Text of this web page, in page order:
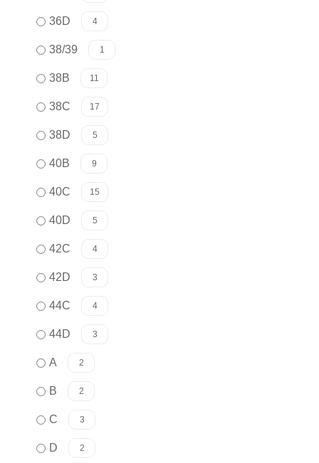
36D 4
38/39 1
38B 11
38C 17
38D 5
40B 9
40C 15
40D 5
42C 4
42D 3
44C 4
44D 3
A 2
B 2
C 3
D 2